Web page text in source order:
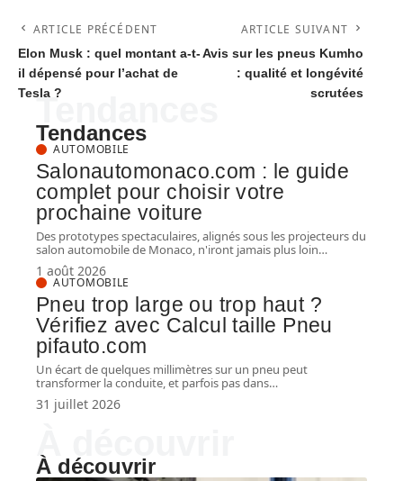
ARTICLE PRÉCÉDENT
Elon Musk : quel montant a-t-
il dépensé pour l’achat de
Tesla ?
ARTICLE SUIVANT
Avis sur les pneus Kumho
: qualité et longévité
scrutées
Tendances
Tendances
AUTOMOBILE
Salonautomonaco.com : le guide
complet pour choisir votre
prochaine voiture
Des prototypes spectaculaires, alignés sous les projecteurs du
salon automobile de Monaco, n'iront jamais plus loin…
1 août 2026
AUTOMOBILE
Pneu trop large ou trop haut ?
Vérifiez avec Calcul taille Pneu
pifauto.com
Un écart de quelques millimètres sur un pneu peut
transformer la conduite, et parfois pas dans…
31 juillet 2026
À découvrir